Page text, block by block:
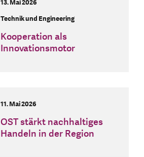
13. Mai 2026
Technik und Engineering
Kooperation als
Innovationsmotor
11. Mai 2026
OST stärkt nachhaltiges
Handeln in der Region